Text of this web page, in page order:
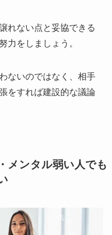
れない点と妥協できる
力をしましょう。
ないのではなく、相手
をすれば建設的な議論
メンタル弱い人でも